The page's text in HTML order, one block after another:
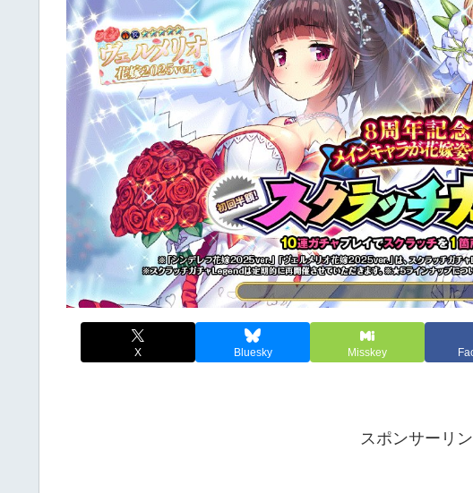
X Bluesky Misskey
スポンサーリ